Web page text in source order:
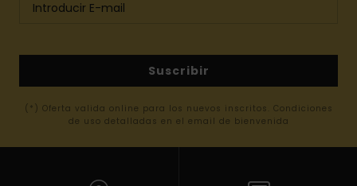
Suscribir
(*) Oferta valida online para los nuevos inscritos. Condiciones
de uso detalladas en el email de bienvenida